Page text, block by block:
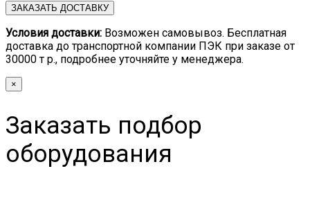
Условия доставки: Возможен самовывоз. Бесплатная
доставка до транспортной компании ПЭК при заказе от
30000 т р., подробнее уточняйте у менеджера.
×
Заказать подбор
оборудования